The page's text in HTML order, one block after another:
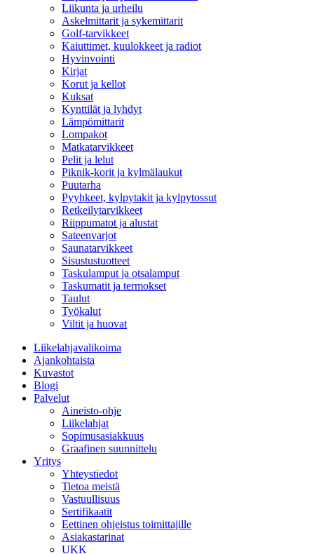
Liikunta ja urheilu
Askelmittarit ja sykemittarit
Golf-tarvikkeet
Kaiuttimet, kuulokkeet ja radiot
Hyvinvointi
Kirjat
Korut ja kellot
Kuksat
Kynttilät ja lyhdyt
Lämpömittarit
Lompakot
Matkatarvikkeet
Pelit ja lelut
Piknik-korit ja kylmälaukut
Puutarha
Pyyhkeet, kylpytakit ja kylpytossut
Retkeilytarvikkeet
Riippumatot ja alustat
Sateenvarjot
Saunatarvikkeet
Sisustustuotteet
Taskulamput ja otsalamput
Taskumatit ja termokset
Taulut
Työkalut
Viltit ja huovat
Liikelahjavalikoima
Ajankohtaista
Kuvastot
Blogi
Palvelut
Aineisto-ohje
Liikelahjat
Sopimusasiakkuus
Graafinen suunnittelu
Yritys
Yhteystiedot
Tietoa meistä
Vastuullisuus
Sertifikaatit
Eettinen ohjeistus toimittajille
Asiakastarinat
UKK